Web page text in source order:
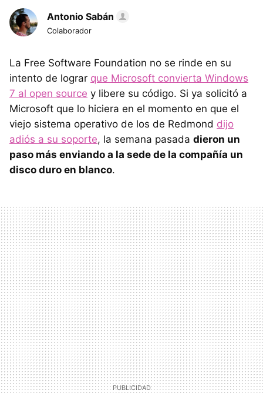
Antonio Sabán
Colaborador
La Free Software Foundation no se rinde en su
intento de lograr que Microsoft convierta Windows
7 al open source y libere su código. Si ya solicitó a
Microsoft que lo hiciera en el momento en que el
viejo sistema operativo de los de Redmond dijo
adiós a su soporte, la semana pasada dieron un
paso más enviando a la sede de la compañía un
disco duro en blanco.